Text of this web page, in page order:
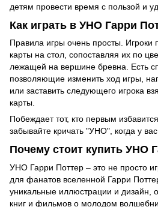
детям провести время с пользой и
Как играть в УНО Гарри
Правила игры очень просты.
карты на стол, сопоставляя их по
лежащей на вершине бревна. Есть
позволяющие изменить ход игры,
или заставить следующего игрока
карты.
Побеждает тот, кто первым
забывайте кричать "УНО", когда у
Почему стоит купить УНО
УНО Гарри Поттер – это не просто
для фанатов вселенной Гарри
уникальные иллюстрации и
книг и фильмов о молодом